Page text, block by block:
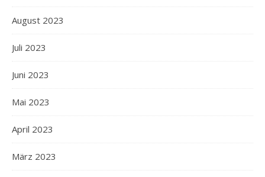
August 2023
Juli 2023
Juni 2023
Mai 2023
April 2023
März 2023